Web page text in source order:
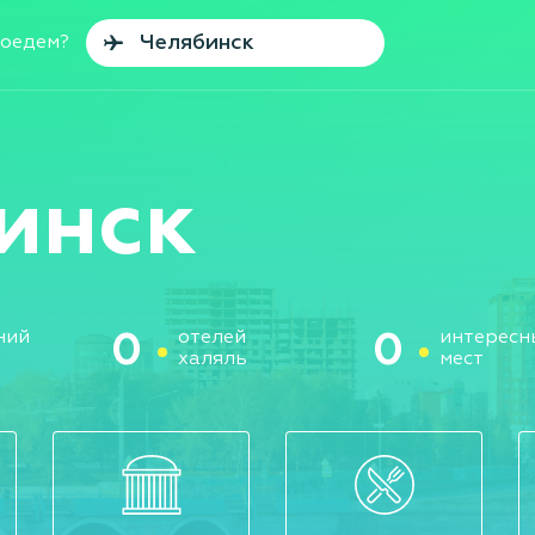
0
отелей
халяль
0
мест